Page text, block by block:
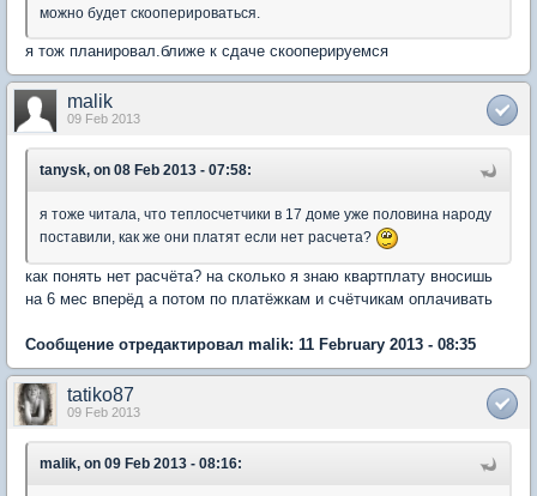
можно будет скооперироваться.
я тож планировал.ближе к сдаче скооперируемся
malik
09 Feb 2013
tanysk, on 08 Feb 2013 - 07:58:
я тоже читала, что теплосчетчики в 17 доме уже половина народу
поставили, как же они платят если нет расчета?
как понять нет расчёта? на сколько я знаю квартплату вносишь
на 6 мес вперёд а потом по платёжкам и счётчикам оплачивать
Сообщение отредактировал malik: 11 February 2013 - 08:35
tatiko87
09 Feb 2013
malik, on 09 Feb 2013 - 08:16: